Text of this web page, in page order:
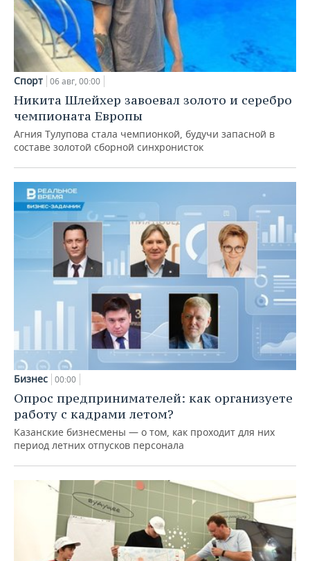
Спорт 06 авг, 00:00
Никита Шлейхер завоевал золото и серебро
чемпионата Европы
Агния Тулупова стала чемпионкой, будучи запасной в
составе золотой сборной синхронисток
Бизнес 00:00
Опрос предпринимателей: как организуете
работу с кадрами летом?
Казанские бизнесмены — о том, как проходит для них
период летних отпусков персонала